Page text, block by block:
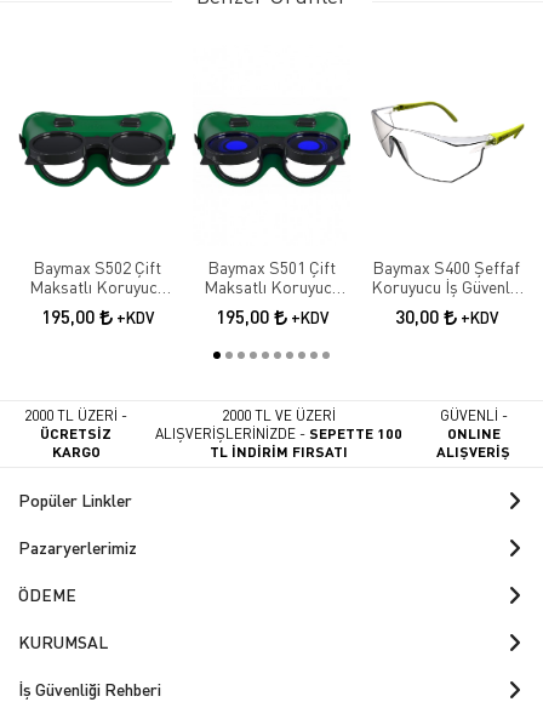
Baymax S502 Çift
Maksatlı Koruyucu
Kaynak Gözlüğü |
Tam Kapalı İş
195,00 +KDV
Baymax S501 Çift
Maksatlı Koruyucu
Kaynak Gözlüğü |
Tam Kapalı İş
195,00 +KDV
Baymax S400 Şeffaf
Koruyucu İş Güvenlik
Gözlüğü
30,00 +KDV
2000 TL ÜZERİ -
ÜCRETSİZ
KARGO
2000 TL VE ÜZERİ
ALIŞVERİŞLERİNİZDE -SEPETTE 100
TL İNDİRİM FIRSATI
GÜVENLİ -
ONLINE
ALIŞVERİŞ
Popüler Linkler
Pazaryerlerimiz
ÖDEME
KURUMSAL
İş Güvenliği Rehberi